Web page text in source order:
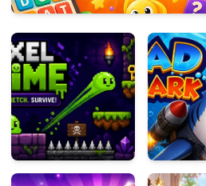
Slime
Shark
Candy
Super
Lines
Dress
Up